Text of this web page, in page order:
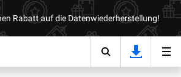
Rabatt auf die Datenwiederherstellung!